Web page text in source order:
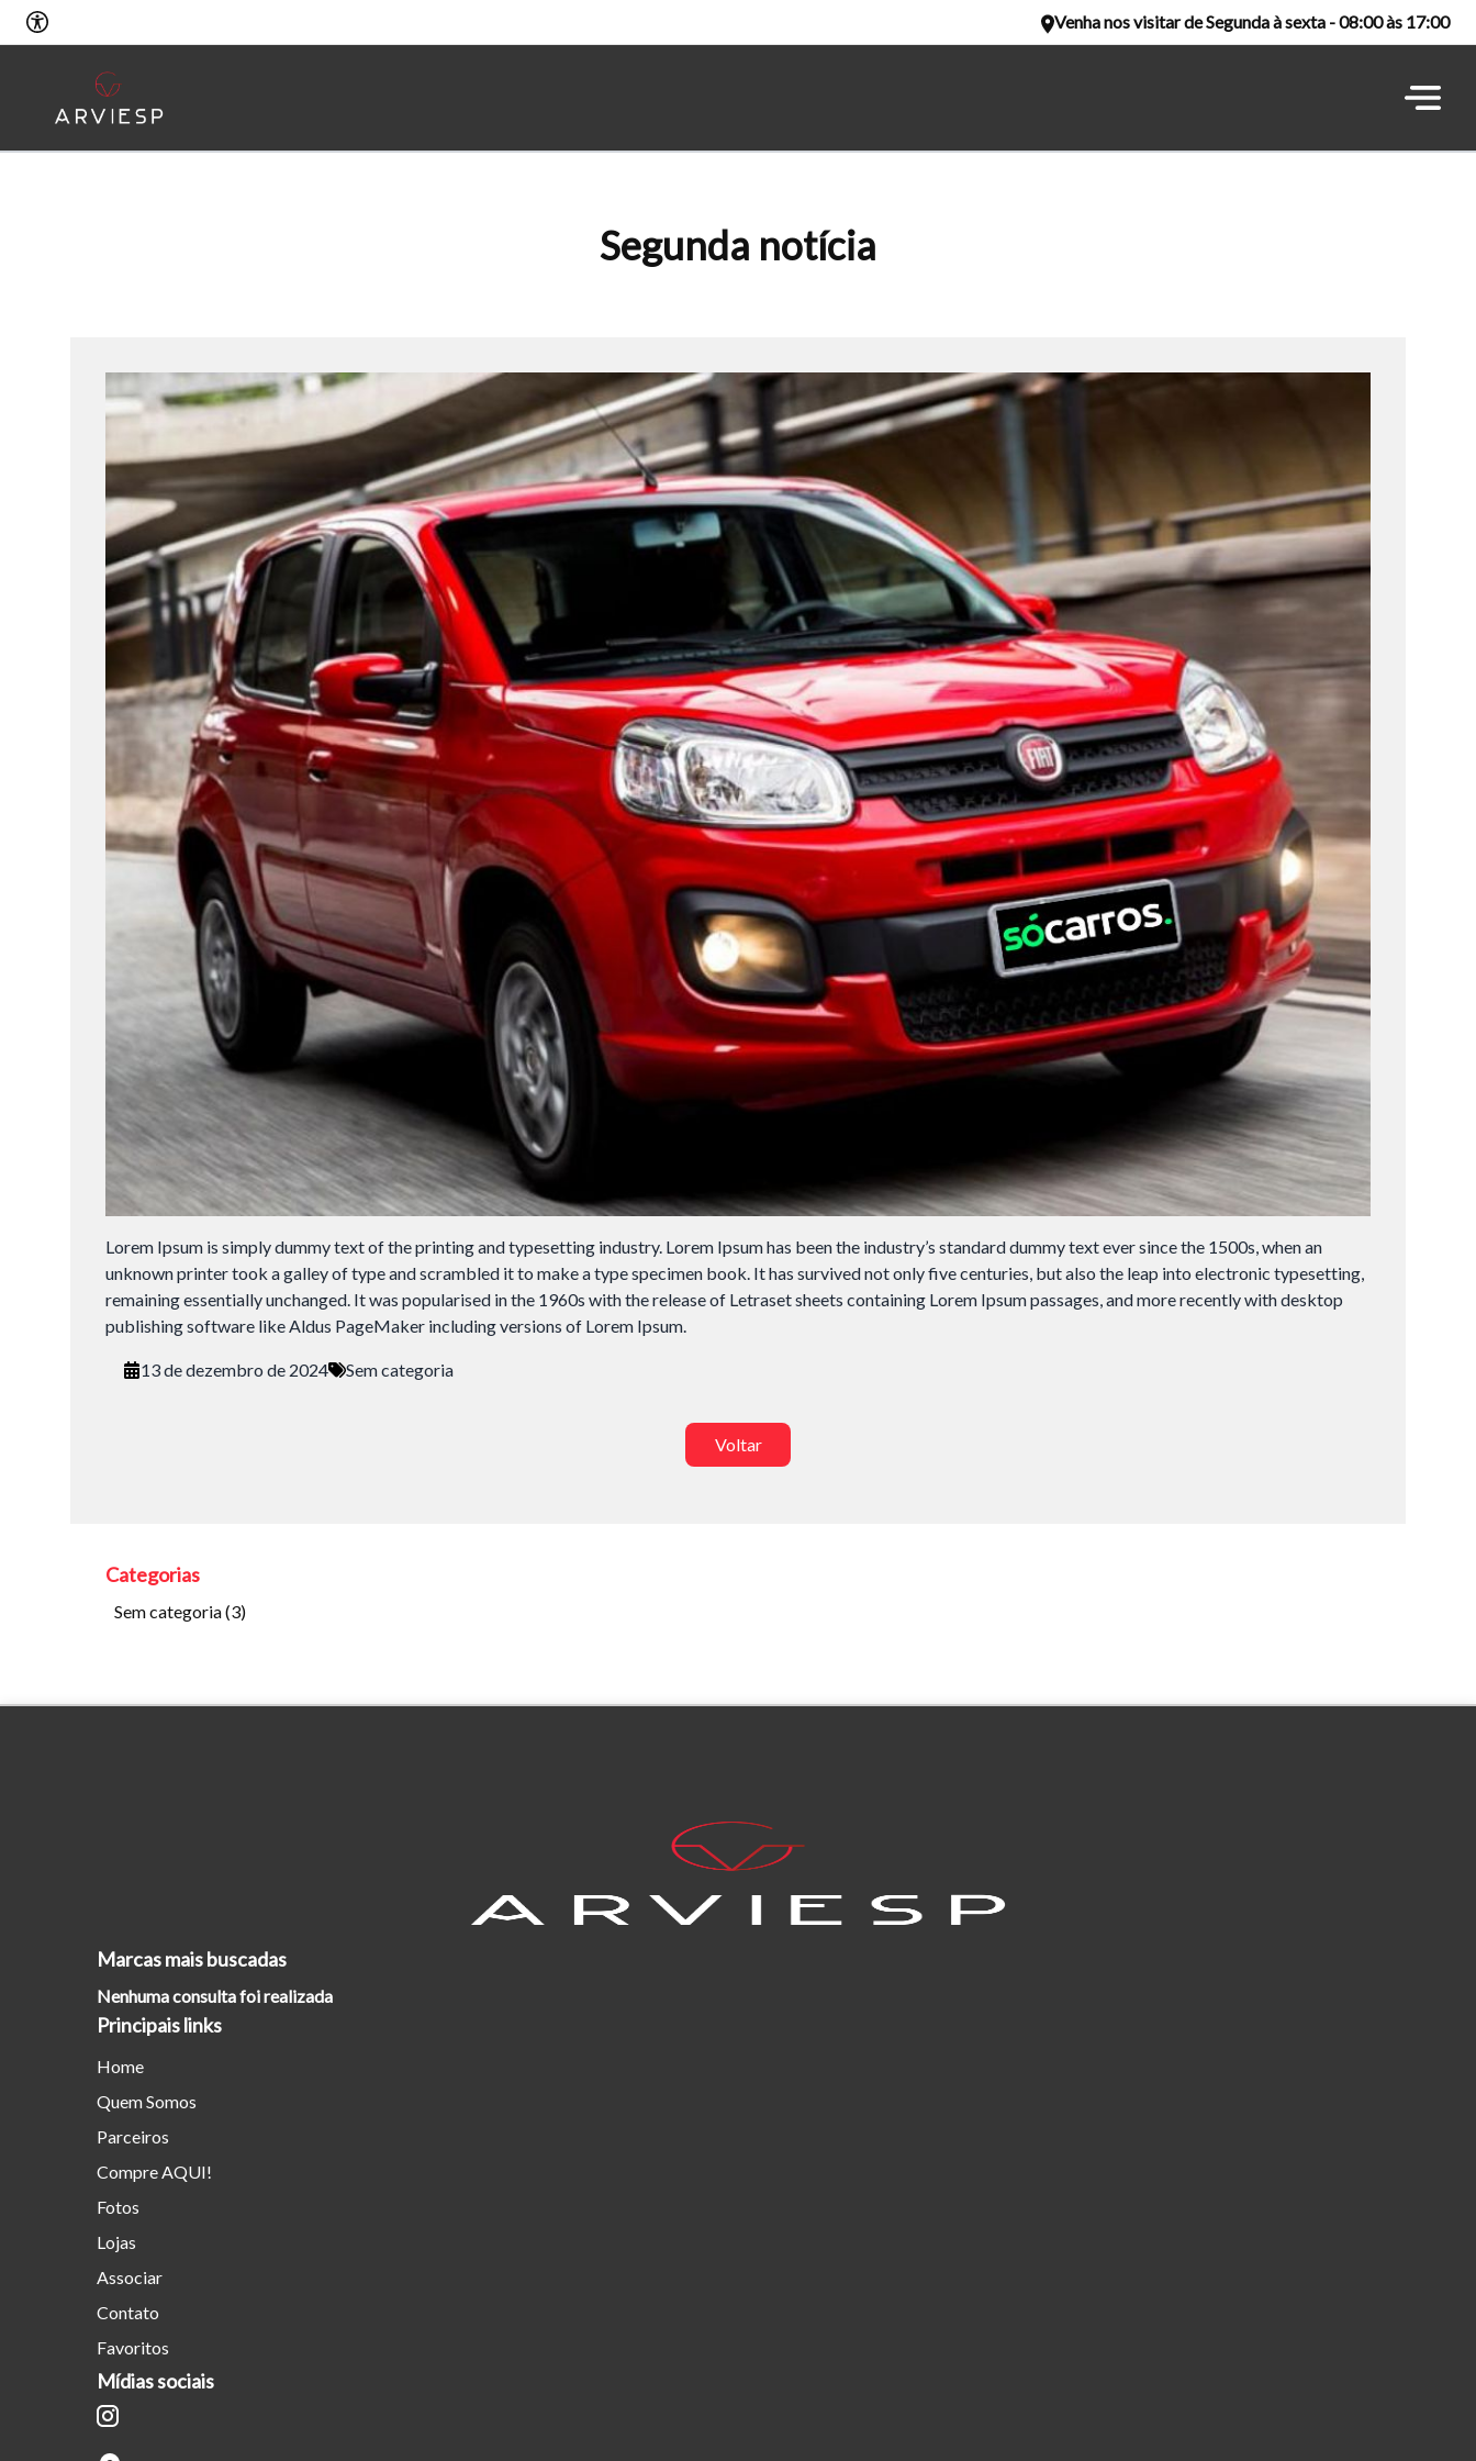
Tamanho do texto
Para aumentar ou diminuir a fonte em nosso site, utilize os atalhos Ctrl+ (para
Venha nos visitar de Segunda à sexta - 08:00 às 17:00
Segunda notícia
Lorem Ipsum is simply dummy text of the printing and typesetting industry. Lorem Ipsum has been the industry’s standard dummy text ever since the 1500s, when an
unknown printer took a galley of type and scrambled it to make a type specimen book. It has survived not only five centuries, but also the leap into electronic typesetting,
remaining essentially unchanged. It was popularised in the 1960s with the release of Letraset sheets containing Lorem Ipsum passages, and more recently with desktop
publishing software like Aldus PageMaker including versions of Lorem Ipsum.
13 de dezembro de 2024 Sem categoria
Voltar
Categorias
Sem categoria(3)
Marcas mais buscadas
Nenhuma consulta foi realizada
Principais links
Home
Quem Somos
Parceiros
Compre AQUI!
Fotos
Lojas
Associar
Contato
Favoritos
Mídias sociais